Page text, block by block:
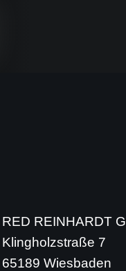
RED REINHARDT
Klingholzstraße 7
65189 Wiesbaden